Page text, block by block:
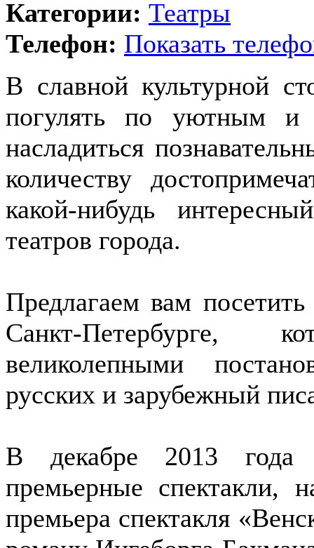
Категории: Театры
Телефон: Показать
В славной культурной
погулять по уютным и
насладиться
количеству
какой-нибудь
театров города.
Предлагаем вам
Санкт-Петербурге,
великолепными
русских и зарубежный
В декабре 2013 года
премьерные спектакли,
премьера спектакля